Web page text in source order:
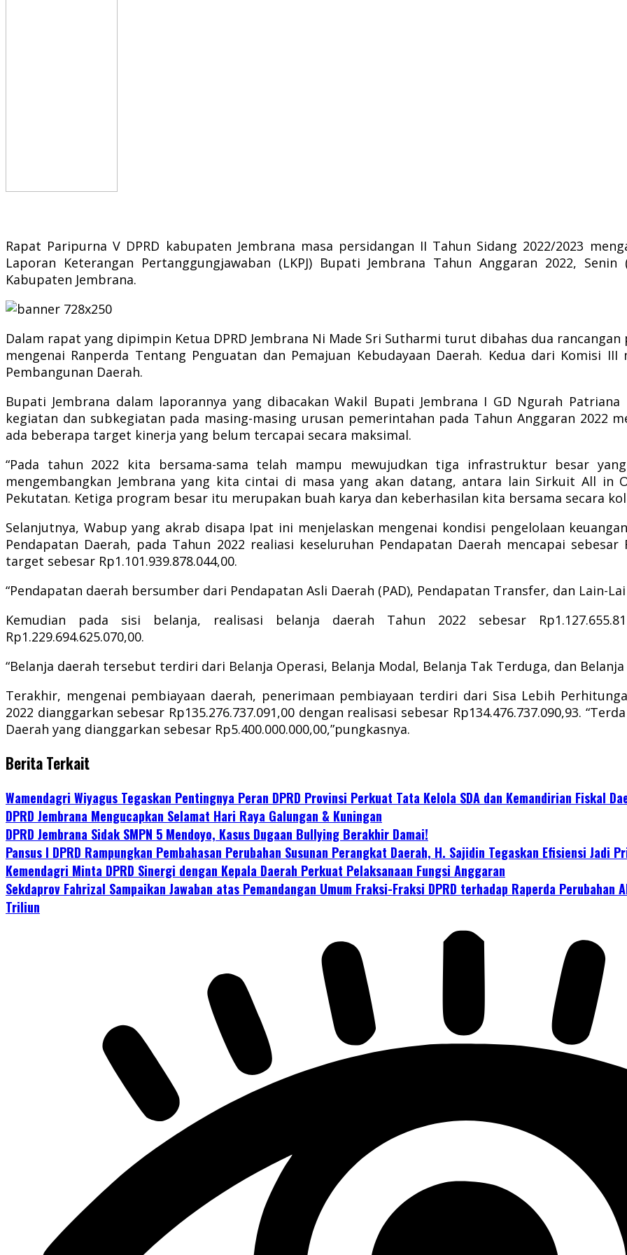
Rapat Paripurna V DPRD kabupaten Jembrana masa persidangan II Tahun Sidang 2022/2023
Laporan Keterangan Pertanggungjawaban (LKPJ) Bupati Jembrana Tahun Anggaran 2022,
Kabupaten Jembrana.
Dalam rapat yang dipimpin Ketua DPRD Jembrana Ni Made Sri Sutharmi turut dibahas dua
mengenai Ranperda Tentang Penguatan dan Pemajuan Kebudayaan Daerah. Kedua dari Komisi
Pembangunan Daerah.
Bupati Jembrana dalam laporannya yang dibacakan Wakil Bupati Jembrana I GD Ngurah
kegiatan dan subkegiatan pada masing-masing urusan pemerintahan pada Tahun Anggaran 2022
ada beberapa target kinerja yang belum tercapai secara maksimal.
“Pada tahun 2022 kita bersama-sama telah mampu mewujudkan tiga infrastruktur besar
mengembangkan Jembrana yang kita cintai di masa yang akan datang, antara lain Sirkuit All in
Pekutatan. Ketiga program besar itu merupakan buah karya dan keberhasilan kita bersama secara
Selanjutnya, Wabup yang akrab disapa Ipat ini menjelaskan mengenai kondisi pengelolaan
Pendapatan Daerah, pada Tahun 2022 realiasi keseluruhan Pendapatan Daerah mencapai sebesar
target sebesar Rp1.101.939.878.044,00.
“Pendapatan daerah bersumber dari Pendapatan Asli Daerah (PAD), Pendapatan Transfer, dan Lain-
Kemudian pada sisi belanja, realisasi belanja daerah Tahun 2022 sebesar
Rp1.229.694.625.070,00.
“Belanja daerah tersebut terdiri dari Belanja Operasi, Belanja Modal, Belanja Tak Terduga, dan
Terakhir, mengenai pembiayaan daerah, penerimaan pembiayaan terdiri dari Sisa Lebih
2022 dianggarkan sebesar Rp135.276.737.091,00 dengan realisasi sebesar Rp134.476.737.090,93.
Daerah yang dianggarkan sebesar Rp5.400.000.000,00,”pungkasnya.
Berita Terkait
Wamendagri Wiyagus Tegaskan Pentingnya Peran DPRD Provinsi Perkuat Tata Kelola SDA dan Kemandirian Fiskal
DPRD Jembrana Mengucapkan Selamat Hari Raya Galungan & Kuningan
DPRD Jembrana Sidak SMPN 5 Mendoyo, Kasus Dugaan Bullying Berakhir Damai!
Pansus I DPRD Rampungkan Pembahasan Perubahan Susunan Perangkat Daerah, H. Sajidin Tegaskan Efisiensi Jadi
Kemendagri Minta DPRD Sinergi dengan Kepala Daerah Perkuat Pelaksanaan Fungsi Anggaran
Sekdaprov Fahrizal Sampaikan Jawaban atas Pemandangan Umum Fraksi-Fraksi DPRD terhadap Raperda Perubahan
Triliun